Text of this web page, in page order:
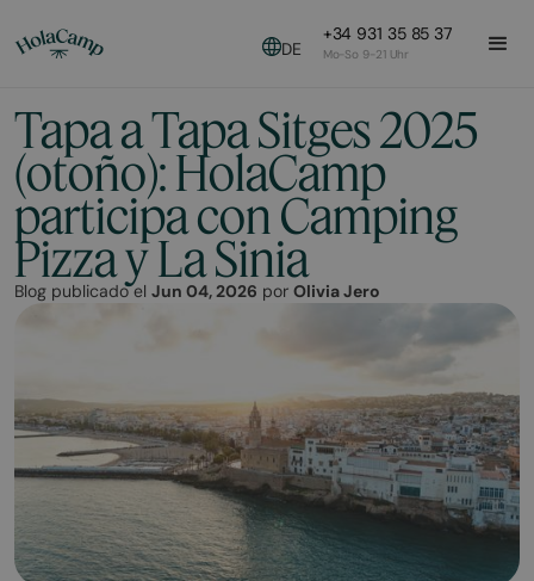
DE
+34 931 35 85 37
Mo-So 9-21 Uhr
Tapa a Tapa Sitges 2025
(otoño): HolaCamp
participa con Camping
Pizza y La Sinia
Blog publicado el Jun 04, 2026 por Olivia Jero